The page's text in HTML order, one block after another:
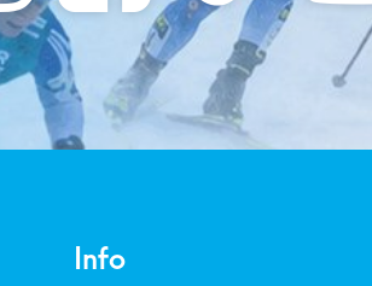
Info